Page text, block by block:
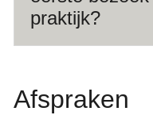
praktijk?
Afspraken